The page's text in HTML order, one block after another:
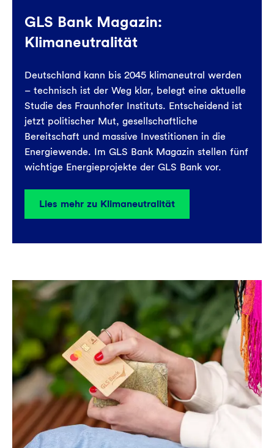
GLS Bank Magazin:
Klimaneutralität
Deutschland kann bis 2045 klimaneutral werden
– technisch ist der Weg klar, belegt eine aktuelle
Studie des Fraunhofer Instituts. Entscheidend ist
jetzt politischer Mut, gesellschaftliche
Bereitschaft und massive Investitionen in die
Energiewende. Im GLS Bank Magazin stellen fünf
wichtige Energieprojekte der GLS Bank vor.
Lies mehr zu Klimaneutralität